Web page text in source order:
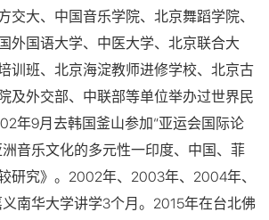
交大、中国音乐学院、北京舞蹈学院、
外国语大学、中医大学、北京联合大
训班、北京海淀教师进修学校、北京古
及外交部、中联部等单位举办过世界民
年9月去韩国釜山参加“亚运会国际论
音乐文化的多元性一印度、中国、菲
研究》。2002年、2003年、2004年、
南华大学讲学3个月。2015年在台北佛